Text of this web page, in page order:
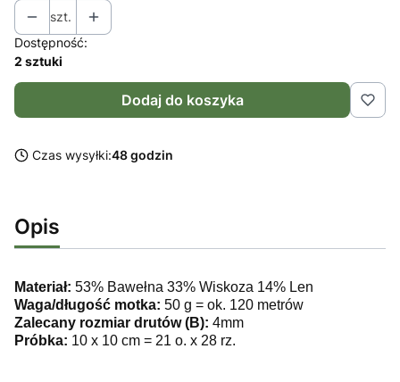
szt.
Dostępność:
2 sztuki
Dodaj do koszyka
Czas wysyłki:48 godzin
Opis
Materiał: 53% Bawełna 33% Wiskoza 14% Len
Waga/długość motka: 50 g = ok. 120 metrów
Zalecany rozmiar drutów (B): 4mm
Próbka: 10 x 10 cm = 21 o. x 28 rz.